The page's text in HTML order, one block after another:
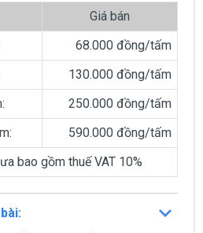
Giá bán
68.000 đồng/tấm
130.000 đồng/tấm
250.000 đồng/tấm
590.000 đồng/tấm
bao gồm thuế VAT 10%